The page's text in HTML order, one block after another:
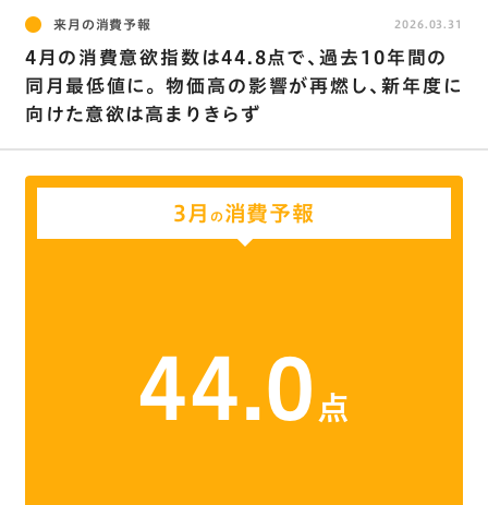
来月の消費予報
4月の消費意欲指数は44.8点で､過去10年間の
同月最低値に｡ 物価高の影響が再燃し､新年度に
向けた意欲は高まりきらず
2026.03.31
3月 の消費予報
44.0 点